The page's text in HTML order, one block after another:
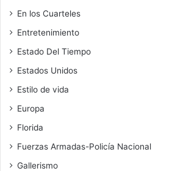
En los Cuarteles
Entretenimiento
Estado Del Tiempo
Estados Unidos
Estilo de vida
Europa
Florida
Fuerzas Armadas-Policía Nacional
Gallerismo